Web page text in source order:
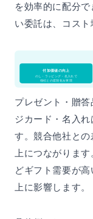
を効率的に配分
い委託は、コスト
付加価値の向上
のし・ラッピング・名入れで
他社との差別化を実現
プレゼント・贈
ジカード・名入
す。競合他社と
上につながりま
どギフト需要が
上に影響します。